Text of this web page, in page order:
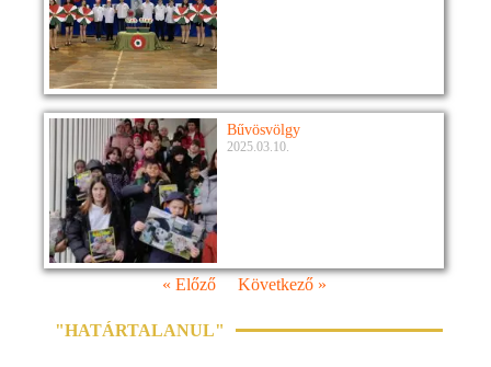
Bűvösvölgy
2025.03.10.
« Előző Következő »
"HATÁRTALANUL"